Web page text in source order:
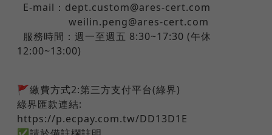
E-mail：dept.custom@ares-cert.com
weilin.peng@ares-cert.com
服務時間：週一至週五 8:30~17:30 (午休
12:00~13:00)
🚩繳費方式2:第三方支付平台(綠界)
綠界匯款連結:
https://p.ecpay.com.tw/DD13D1E